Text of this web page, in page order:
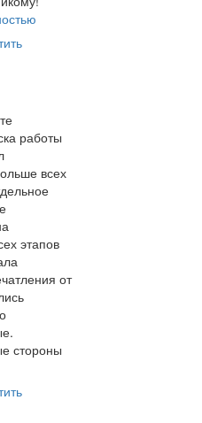
работы
всех
этапов
от
стороны